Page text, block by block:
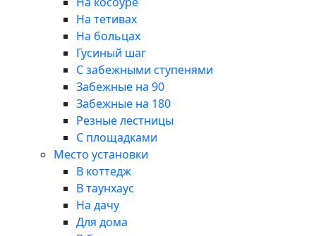
На тетивах
На больцах
Гусиный шаг
С забежными ступенями
Забежные на 90
Забежные на 180
Резные лестницы
С площадками
Место установки
В коттедж
В таунхаус
На дачу
Для дома